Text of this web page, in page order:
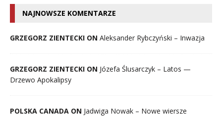
NAJNOWSZE KOMENTARZE
GRZEGORZ ZIENTECKI ON Aleksander Rybczyński – Inwazja
GRZEGORZ ZIENTECKI ON Józefa Ślusarczyk – Latos —
Drzewo Apokalipsy
POLSKA CANADA ON Jadwiga Nowak – Nowe wiersze